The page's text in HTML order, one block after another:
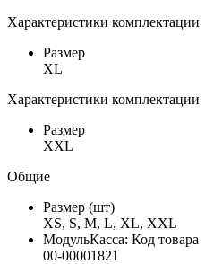
Характеристики комплектации
Размер
XL
Характеристики комплектации
Размер
XXL
Общие
Размер (шт)
XS, S, M, L, XL, XXL
МодульКасса: Код товара
00-00001821